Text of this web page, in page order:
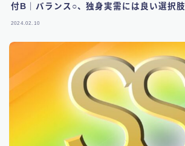
付B｜バランス○、独身実需には良い選択肢
2024.02.10